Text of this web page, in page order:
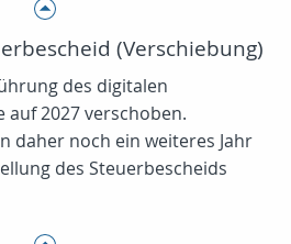
(Verschiebung)
des digitalen
2027 verschoben.
daher noch ein weiteres Jahr
des Steuerbescheids